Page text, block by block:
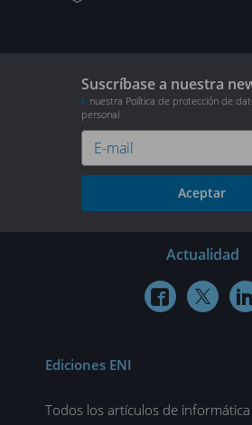
Suscríbase a nuestra
nuestra Política de protección de
personal
Aceptar
Actualidad
  
Ediciones ENI
Todos los artículos de informática